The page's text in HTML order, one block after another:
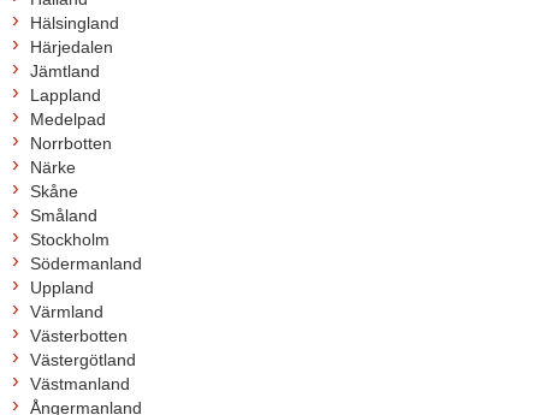
Hälsingland
Härjedalen
Jämtland
Lappland
Medelpad
Norrbotten
Närke
Skåne
Småland
Stockholm
Södermanland
Uppland
Värmland
Västerbotten
Västergötland
Västmanland
Ångermanland